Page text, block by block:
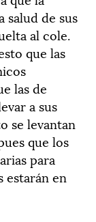
salud de sus
al cole.
que las
las de
a sus
se levantan
que los
para
estarán en